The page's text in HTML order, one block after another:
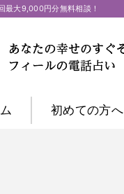
最大9,000円分無料相談！
初めての方へ